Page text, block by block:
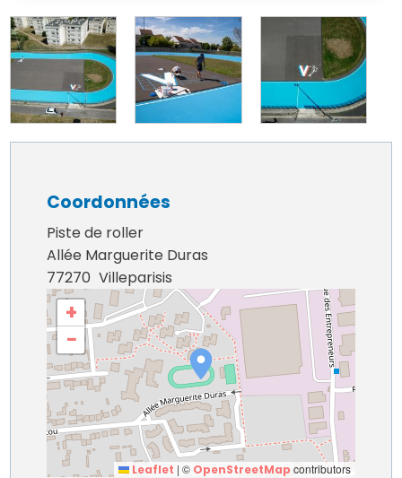
Coordonnées
Piste de roller
Allée Marguerite Duras
77270 Villeparisis
+
−
Leaflet | © OpenStreetMap contributors